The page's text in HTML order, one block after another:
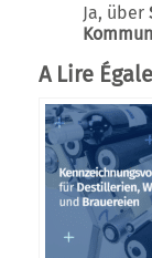
Ja, über
A Lire